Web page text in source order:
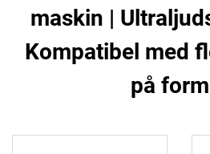
maskin |
Kompatibel med
på